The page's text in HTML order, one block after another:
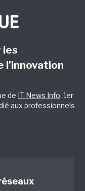
les
l’innovation
de IT News Info, 1er
aux professionnels